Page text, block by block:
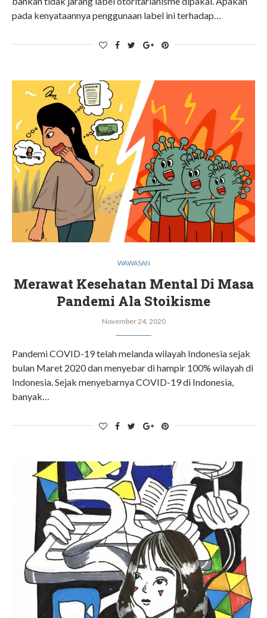
pada kenyataannya penggunaan label ini terhadap…
WAWASAN
Merawat Kesehatan Mental Di Masa
Pandemi Ala Stoikisme
November 24, 2020
Pandemi COVID-19 telah melanda wilayah Indonesia sejak
bulan Maret 2020 dan menyebar di hampir 100% wilayah di
Indonesia. Sejak menyebarnya COVID-19 di Indonesia,
banyak…